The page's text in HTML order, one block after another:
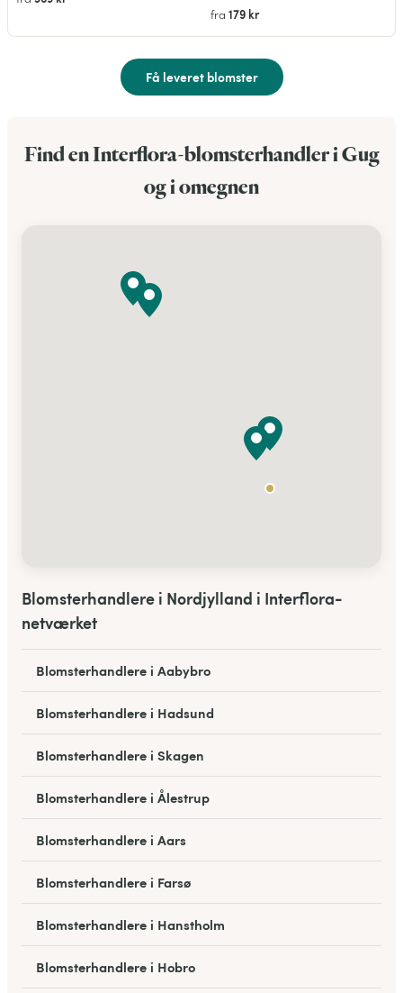
fra 179 kr
Få leveret blomster
Find en Interflora-blomsterhandler i Gug
og i omegnen
Blomsterhandlere i Nordjylland i Interflora-
netværket
Blomsterhandlere i Aabybro
Blomsterhandlere i Hadsund
Blomsterhandlere i Skagen
Blomsterhandlere i Ålestrup
Blomsterhandlere i Aars
Blomsterhandlere i Farsø
Blomsterhandlere i Hanstholm
Blomsterhandlere i Hobro